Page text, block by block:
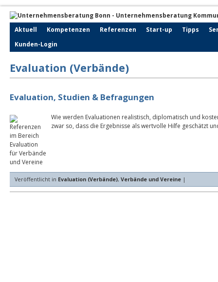
Aktuell Kompetenzen Referenzen Start-up Tipps
Kunden-Login
Evaluation (Verbände)
Evaluation, Studien & Befragungen
Wie werden Evaluationen realistisch, diplomatisch und
zwar so, dass die Ergebnisse als wertvolle Hilfe geschätzt
Veröffentlicht in Evaluation (Verbände), Verbände und Vereine |